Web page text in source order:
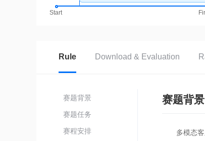
Start
Rule Download & Evaluation
赛题背景
赛题任务
赛程安排
赛题背景
多模态客服